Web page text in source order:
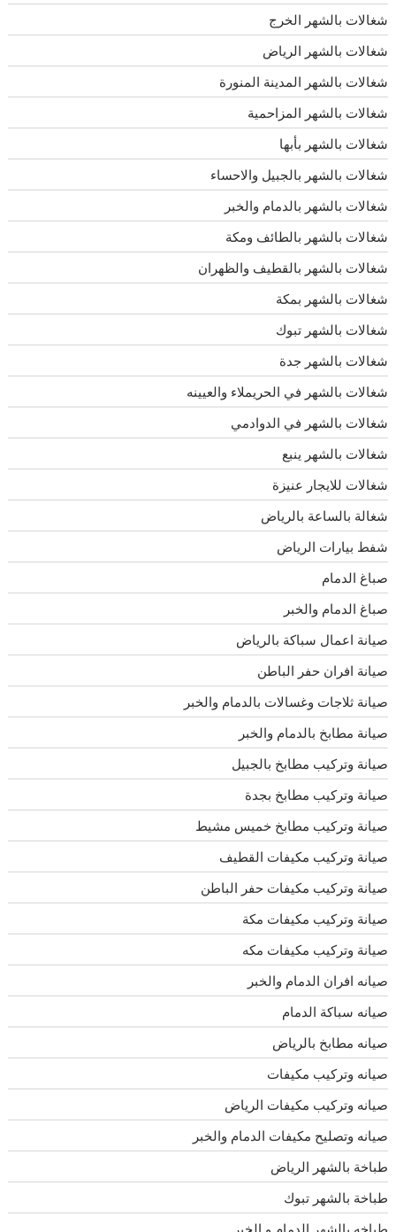
شغالات بالشهر الخرج
شغالات بالشهر الرياض
شغالات بالشهر المدينة المنورة
شغالات بالشهر المزاحمية
شغالات بالشهر بأبها
شغالات بالشهر بالجبيل والاحساء
شغالات بالشهر بالدمام والخبر
شغالات بالشهر بالطائف ومكة
شغالات بالشهر بالقطيف والظهران
شغالات بالشهر بمكة
شغالات بالشهر تبوك
شغالات بالشهر جدة
شغالات بالشهر في الحريملاء والعيينه
شغالات بالشهر في الدوادمي
شغالات بالشهر ينبع
شغالات للايجار عنيزة
شغالة بالساعة بالرياض
شفط بيارات الرياض
صباغ الدمام
صباغ الدمام والخبر
صيانة اعمال سباكة بالرياض
صيانة افران حفر الباطن
صيانة ثلاجات وغسالات بالدمام والخبر
صيانة مطابخ بالدمام والخبر
صيانة وتركيب مطابخ بالجبيل
صيانة وتركيب مطابخ بجدة
صيانة وتركيب مطابخ خميس مشيط
صيانة وتركيب مكيفات القطيف
صيانة وتركيب مكيفات حفر الباطن
صيانة وتركيب مكيفات مكة
صيانة وتركيب مكيفات مكه
صيانه افران الدمام والخبر
صيانه سباكة الدمام
صيانه مطابخ بالرياض
صيانه وتركيب مكيفات
صيانه وتركيب مكيفات الرياض
صيانه وتصليح مكيفات الدمام والخبر
طباخة بالشهر الرياض
طباخة بالشهر تبوك
طباخه بالشهر الدمام و الخبر